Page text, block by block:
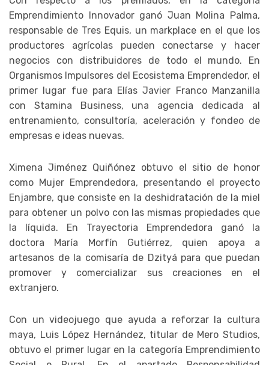
Emprendimiento Innovador ganó Juan Molina Palma,
responsable de Tres Equis, un markplace en el que los
productores agrícolas pueden conectarse y hacer
negocios con distribuidores de todo el mundo. En
Organismos Impulsores del Ecosistema Emprendedor, el
primer lugar fue para Elías Javier Franco Manzanilla
con Stamina Business, una agencia dedicada al
entrenamiento, consultoría, aceleración y fondeo de
empresas e ideas nuevas.
Ximena Jiménez Quiñónez obtuvo el sitio de honor
como Mujer Emprendedora, presentando el proyecto
Enjambre, que consiste en la deshidratación de la miel
para obtener un polvo con las mismas propiedades que
la líquida. En Trayectoria Emprendedora ganó la
doctora María Morfín Gutiérrez, quien apoya a
artesanos de la comisaría de Dzityá para que puedan
promover y comercializar sus creaciones en el
extranjero.
Con un videojuego que ayuda a reforzar la cultura
maya, Luis López Hernández, titular de Mero Studios,
obtuvo el primer lugar en la categoría Emprendimiento